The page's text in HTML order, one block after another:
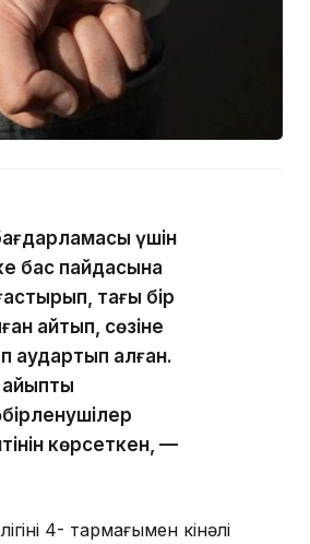
үшін
бас пайдасына
тағы бір
айтып, сөзіне
аудартып алған.
айыпты
көрсеткен, —
4- тармағымен кінәлі